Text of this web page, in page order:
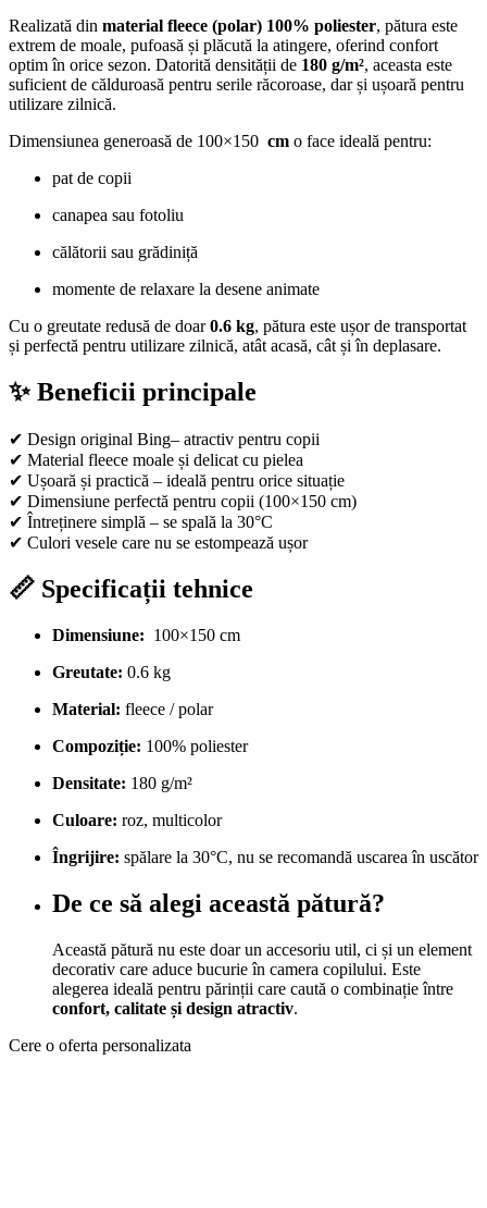
Realizată din material fleece (polar) 100% poliester, pătura este
extrem de moale, pufoasă și plăcută la atingere, oferind confort
optim în orice sezon. Datorită densității de 180 g/m², aceasta este
suficient de călduroasă pentru serile răcoroase, dar și ușoară pentru
utilizare zilnică.
Dimensiunea generoasă de 100×150 cm o face ideală pentru:
pat de copii
canapea sau fotoliu
călătorii sau grădiniță
momente de relaxare la desene animate
Cu o greutate redusă de doar0.6 kg, pătura este ușor de transportat
și perfectă pentru utilizare zilnică, atât acasă, cât și în deplasare.
✨ Beneficii principale
✔ Design original Bing– atractiv pentru copii
✔ Material fleece moale și delicat cu pielea
✔ Ușoară și practică – ideală pentru orice situație
✔ Dimensiune perfectă pentru copii (100×150 cm)
✔ Întreținere simplă – se spală la 30°C
✔ Culori vesele care nu se estompează ușor
📏 Specificații tehnice
Dimensiune: 100×150 cm
Greutate: 0.6 kg
Material: fleece / polar
Compoziție: 100% poliester
Densitate: 180 g/m²
Culoare: roz, multicolor
Îngrijire: spălare la 30°C, nu se recomandă uscarea în uscător
De ce să alegi această pătură?
Această pătură nu este doar un accesoriu util, ci și un element
decorativ care aduce bucurie în camera copilului. Este
alegerea ideală pentru părinții care caută o combinație între
confort, calitate și design atractiv.
Cere o oferta personalizata